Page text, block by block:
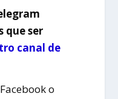
que ser
canal de
o